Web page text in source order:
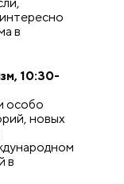
в
10:30-
особо
новых
в